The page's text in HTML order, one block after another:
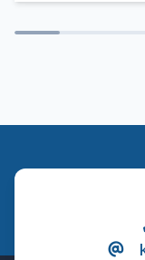
Læderrat